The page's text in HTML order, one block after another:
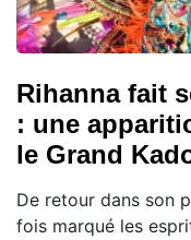
Rihanna fait
: une
le Grand
De retour dans son
fois marqué les